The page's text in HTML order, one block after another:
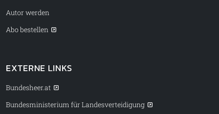
Autor werden
Abo bestellen
EXTERNE LINKS
Bundesheer.at
Bundesministerium für Landesverteidigung